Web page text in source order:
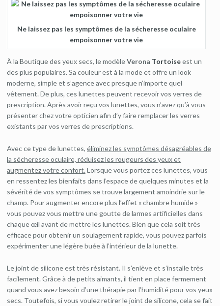
Ne laissez pas les symptômes de la sécheresse oculaire
empoisonner votre vie
À la Boutique des yeux secs, le modèleVerona Tortoiseest un
des plus populaires. Sa couleur est à la mode et offre un look
moderne, simple et s’agence avec presque n’importe quel
vêtement. De plus, ces lunettes peuvent recevoir vos verres de
prescription. Après avoir reçu vos lunettes, vous n’avez qu’à vous
présenter chez votre opticien afin d’y faire remplacer les verres
existants par vos verres de prescriptions.
Avec ce type de lunettes, éliminez les symptômes désagréables de
la sécheresse oculaire, réduisez les rougeurs des yeux et
augmentez votre confort. Lorsque vous portez ces lunettes, vous
en ressentez les bienfaits dans l’espace de quelques minutes et la
sévérité de vos symptômes se trouve largement amoindrie sur le
champ. Pour augmenter encore plus l’effet « chambre humide »
vous pouvez vous mettre une goutte de larmes artificielles dans
chaque œil avant de mettre les lunettes. Bien que cela soit très
efficace pour obtenir un soulagement rapide, vous pouvez parfois
expérimenter une légère buée à l’intérieur de la lunette.
Le joint de silicone est très résistant. Il s’enlève et s’installe très
facilement. Grâce à de petits aimants, il tient en place fermement
quand vous avez besoin d’une thérapie par l’humidité pour vos yeux
secs. Toutefois, si vous voulez retirer le joint de silicone, cela se fait